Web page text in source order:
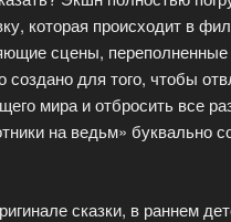
которая происходит в
сцены, переполненные
создано для того, чтобы
мира и отбросить все
на ведьм» буквально
сказки, в раннем